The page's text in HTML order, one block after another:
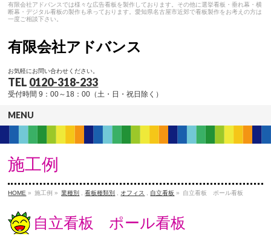
有限会社アドバンスでは様々な広告看板を製作しております。その他に選挙看板・垂れ幕・横
断幕・デジタル看板の製作も承っております。愛知県名古屋市近郊で看板製作をお考えの方は
一度ご相談下さい。
有限会社アドバンス
お気軽にお問い合わせください。
TEL 0120-318-233
受付時間 9：00～18：00（土・日・祝日除く）
MENU
施工例
HOME » 施工例 » 業種別 ,看板種類別 オフィス 自立看板 » 自立看板 ポール看板
自立看板 ポール看板